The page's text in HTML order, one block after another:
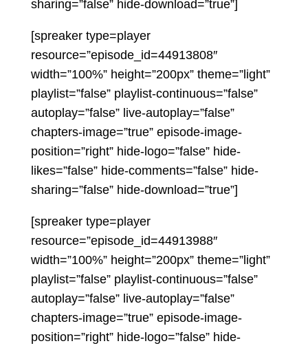
sharing=”false” hide-download=”true”]
[spreaker type=player
resource=”episode_id=44913808″
width=”100%” height=”200px” theme=”light”
playlist=”false” playlist-continuous=”false”
autoplay=”false” live-autoplay=”false”
chapters-image=”true” episode-image-
position=”right” hide-logo=”false” hide-
likes=”false” hide-comments=”false” hide-
sharing=”false” hide-download=”true”]
[spreaker type=player
resource=”episode_id=44913988″
width=”100%” height=”200px” theme=”light”
playlist=”false” playlist-continuous=”false”
autoplay=”false” live-autoplay=”false”
chapters-image=”true” episode-image-
position=”right” hide-logo=”false” hide-